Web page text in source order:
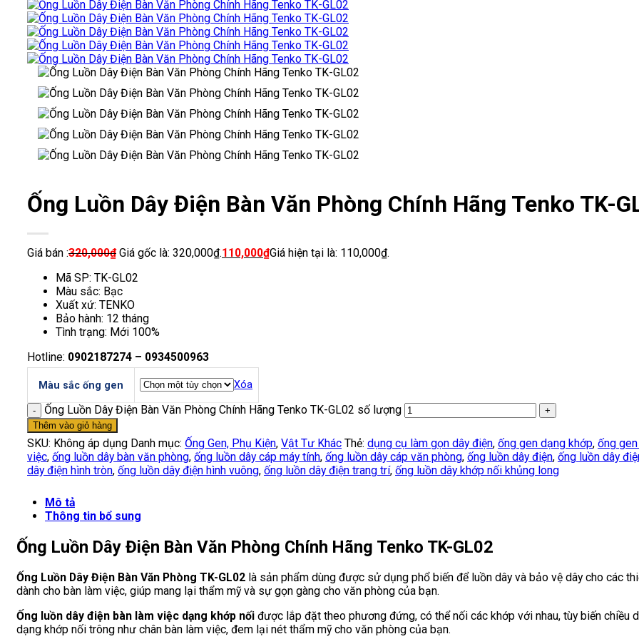
Ống Luồn Dây Điện Bàn Văn Phòng Chính Hãng Tenko TK-
Giá bán :320,000₫ Giá gốc là: 320,000₫.110,000₫Giá hiện tại là: 110,000₫.
Mã SP: TK-GL02
Màu sắc: Bạc
Xuất xứ: TENKO
Bảo hành: 12 tháng
Tình trạng: Mới 100%
Hotline: 0902187274 – 0934500963
Màu sắc ống gen Xóa
Ống Luồn Dây Điện Bàn Văn Phòng Chính Hãng Tenko TK-GL02 số lượng
Thêm vào giỏ hàng
SKU: Không áp dụng Danh mục: Ống Gen, Phụ Kiện, Vật Tư Khác Thẻ: dụng cụ làm gọn dây điện, ống gen dạng khớp, ống
việc, ống luồn dây bàn văn phòng, ống luồn dây cáp máy tính, ống luồn dây cáp văn phòng, ống luồn dây điện, ống luồn dây
dây điện hình tròn, ống luồn dây điện hình vuông, ống luồn dây điện trang trí, ống luồn dây khớp nối khủng long
Mô tả
Thông tin bổ sung
Ống Luồn Dây Điện Bàn Văn Phòng Chính Hãng Tenko TK-GL02
Ống Luồn Dây Điện Bàn Văn Phòng TK-GL02 là sản phẩm dùng được sử dụng phổ biến để luồn dây và bảo vệ dây cho các
dành cho bàn làm việc, giúp mang lại thẩm mỹ và sự gọn gàng cho văn phòng của bạn.
Ống luồn dây điện bàn làm việc dạng khớp nối được lắp đặt theo phương đứng, có thể nối các khớp với nhau, tùy biến chiều
dạng khớp nối trông như chân bàn làm việc, đem lại nét thẩm mỹ cho văn phòng của bạn.